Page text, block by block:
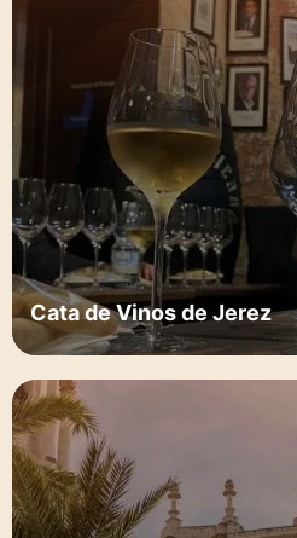
Cata de Vinos de Jerez